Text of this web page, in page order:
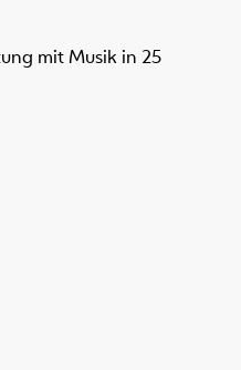
mit Musik in 25